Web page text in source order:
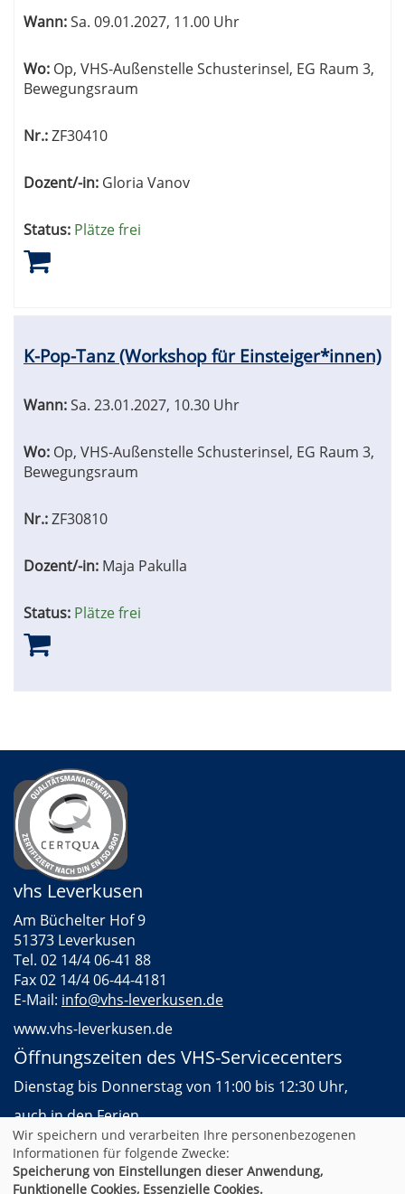
Wann:Sa. 09.01.2027, 11.00 Uhr
Wo: Op, VHS-Außenstelle Schusterinsel, EG Raum 3,
Bewegungsraum
Nr.:ZF30410
Dozent/-in: Gloria Vanov
Status: Plätze frei
K-Pop-Tanz (Workshop für Einsteiger*innen)
Wann:Sa. 23.01.2027, 10.30 Uhr
Wo: Op, VHS-Außenstelle Schusterinsel, EG Raum 3,
Bewegungsraum
Nr.:ZF30810
Dozent/-in: Maja Pakulla
Status: Plätze frei
vhs Leverkusen
Am Büchelter Hof 9
51373 Leverkusen
Tel. 02 14/4 06-41 88
Fax 02 14/4 06-44-4181
E-Mail: info@vhs-leverkusen.de
www.vhs-leverkusen.de
Öffnungszeiten des VHS-Servicecenters
Dienstag bis Donnerstag von 11:00 bis 12:30 Uhr,
auch in den Ferien
AGB Impressum Datenschutz Widerruf
Wir speichern und verarbeiten Ihre personenbezogenen
Informationen für folgende Zwecke:
Speicherung von Einstellungen dieser Anwendung,
Funktionelle Cookies, Essenzielle Cookies.